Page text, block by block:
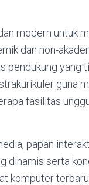
modern untuk
dan non-
yang
guna
fasilitas
papan
dinamis serta
komputer